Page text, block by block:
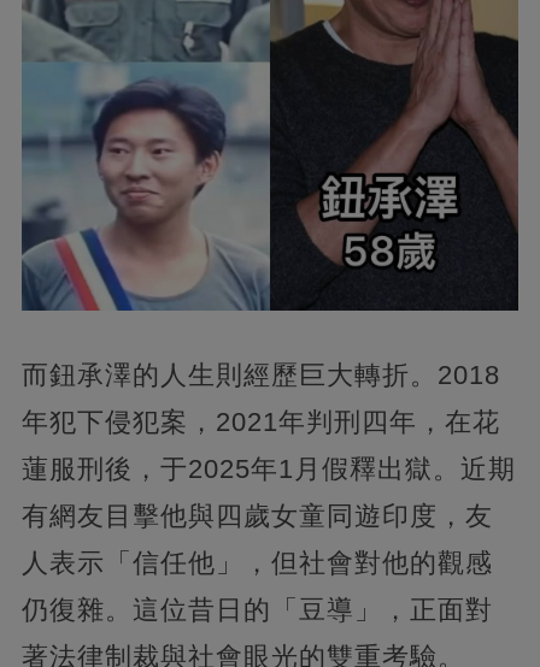
而鈕承澤的人生則經歷巨大轉折。2018
年犯下侵犯案，2021年判刑四年，在花
蓮服刑後，于2025年1月假釋出獄。近期
有網友目擊他與四歲女童同遊印度，友
人表示「信任他」，但社會對他的觀感
仍復雜。這位昔日的「豆導」，正面對
著法律制裁與社會眼光的雙重考驗。